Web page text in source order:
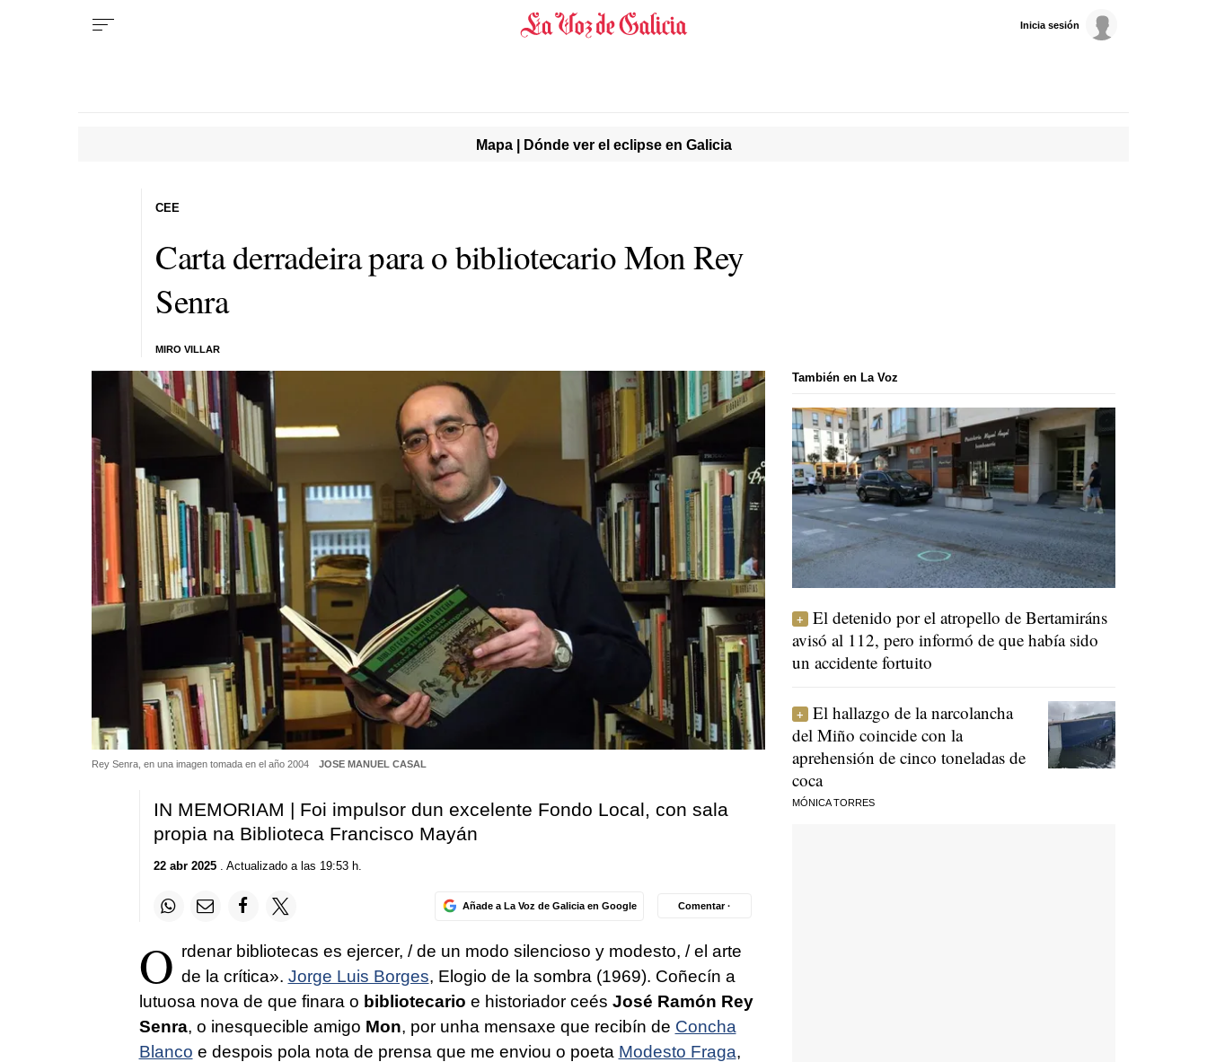
Inicia sesión
Mapa | Dónde ver el eclipse en Galicia
Carta derradeira para o bibliotecario Mon Rey
Senra
MIRO VILLAR
CEE
Rey Senra, en una imagen tomada en el año 2004 JOSE MANUEL CASAL
IN MEMORIAM | Foi impulsor dun excelente Fondo Local, con sala
propia na Biblioteca Francisco Mayán
22 abr 2025. Actualizado a las 19:53 h.
Añade a La Voz de Galicia en Google Comentar ·
O rdenar bibliotecas es ejercer, / de un modo silencioso y modesto, / el arte
de la crítica». Jorge Luis Borges, Elogio de la sombra (1969). Coñecín a
lutuosa nova de que finara o bibliotecario e historiador ceés José Ramón Rey
Senra, o inesquecible amigo Mon, por unha mensaxe que recibín de Concha
Blanco e despois pola nota de prensa que me enviou o poeta Modesto Fraga,
También en La Voz
El detenido por el atropello de Bertamiráns
avisó al 112, pero informó de que había sido
un accidente fortuito
El hallazgo de la narcolancha
del Miño coincide con la
aprehensión de cinco toneladas de
coca
MÓNICA TORRES